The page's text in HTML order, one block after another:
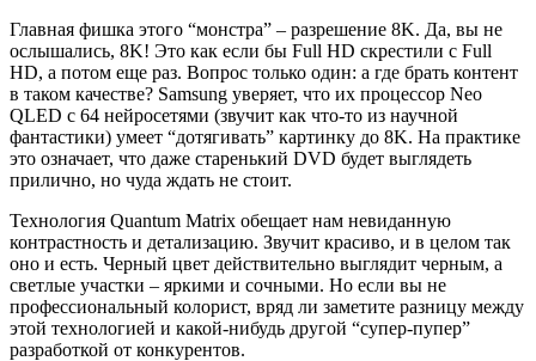
Главная фишка этого “монстра” – разрешение 8K. Да, вы не
ослышались, 8K! Это как если бы Full HD скрестили с Full
HD, а потом еще раз. Вопрос только один: а где брать контент
в таком качестве? Samsung уверяет, что их процессор Neo
QLED с 64 нейросетями (звучит как что-то из научной
фантастики) умеет “дотягивать” картинку до 8K. На практике
это означает, что даже старенький DVD будет выглядеть
прилично, но чуда ждать не стоит.
Технология Quantum Matrix обещает нам невиданную
контрастность и детализацию. Звучит красиво, и в целом так
оно и есть. Черный цвет действительно выглядит черным, а
светлые участки – яркими и сочными. Но если вы не
профессиональный колорист, вряд ли заметите разницу между
этой технологией и какой-нибудь другой “супер-пупер”
разработкой от конкурентов.